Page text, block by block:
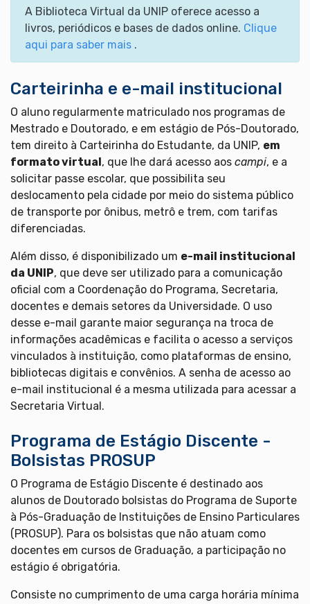
A Biblioteca Virtual da UNIP oferece acesso a
livros, periódicos e bases de dados online. Clique
aqui para saber mais .
Carteirinha e e-mail institucional
O aluno regularmente matriculado nos programas de
Mestrado e Doutorado, e em estágio de Pós-Doutorado,
tem direito à Carteirinha do Estudante, da UNIP, em
formato virtual , que lhe dará acesso aos campi, e a
solicitar passe escolar, que possibilita seu
deslocamento pela cidade por meio do sistema público
de transporte por ônibus, metrô e trem, com tarifas
diferenciadas.
Além disso, é disponibilizado um e-mail institucional
da UNIP, que deve ser utilizado para a comunicação
oficial com a Coordenação do Programa, Secretaria,
docentes e demais setores da Universidade. O uso
desse e-mail garante maior segurança na troca de
informações acadêmicas e facilita o acesso a serviços
vinculados à instituição, como plataformas de ensino,
bibliotecas digitais e convênios. A senha de acesso ao
e-mail institucional é a mesma utilizada para acessar a
Secretaria Virtual.
Programa de Estágio Discente -
Bolsistas PROSUP
O Programa de Estágio Discente é destinado aos
alunos de Doutorado bolsistas do Programa de Suporte
à Pós-Graduação de Instituições de Ensino Particulares
(PROSUP). Para os bolsistas que não atuam como
docentes em cursos de Graduação, a participação no
estágio é obrigatória.
Consiste no cumprimento de uma carga horária mínima